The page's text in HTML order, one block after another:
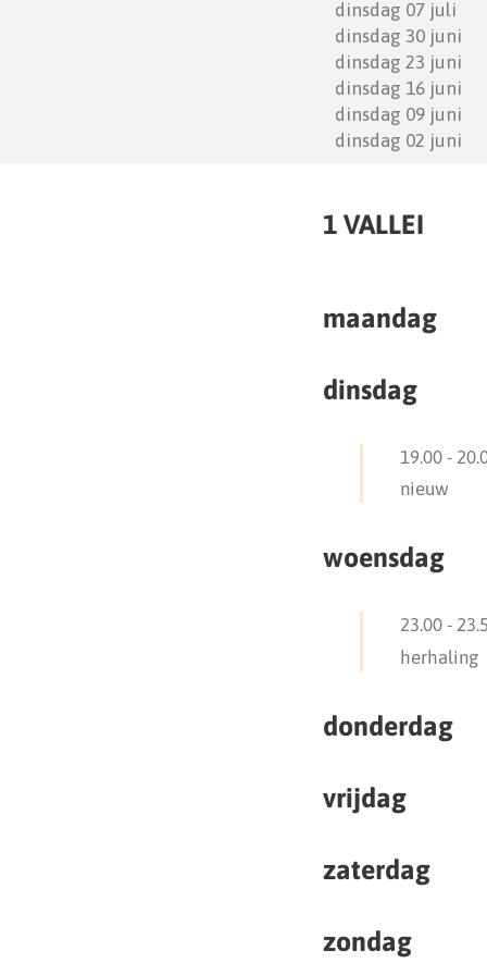
1 VALLEI
maandag
dinsdag
19.00 -
nieuw
woensdag
23.00 -
herhaling
donderdag
vrijdag
zaterdag
zondag